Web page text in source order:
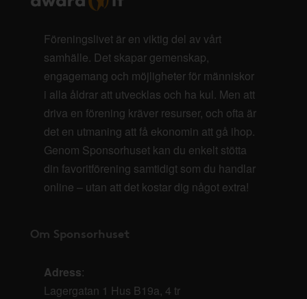
Föreningslivet är en viktig del av vårt
samhälle. Det skapar gemenskap,
engagemang och möjligheter för människor
i alla åldrar att utvecklas och ha kul. Men att
driva en förening kräver resurser, och ofta är
det en utmaning att få ekonomin att gå ihop.
Genom Sponsorhuset kan du enkelt stötta
din favoritförening samtidigt som du handlar
online – utan att det kostar dig något extra!
Om Sponsorhuset
Adress:
Lagergatan 1 Hus B19a, 4 tr